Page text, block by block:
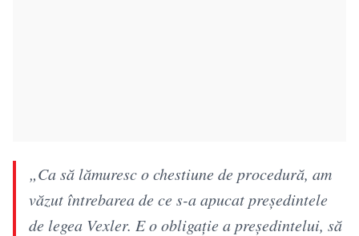
„Ca să lămuresc o chestiune de procedură, am
văzut întrebarea de ce s-a apucat președintele
de legea Vexler. E o obligație a președintelui, să